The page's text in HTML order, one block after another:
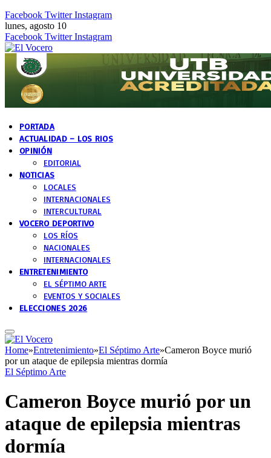
Facebook Twitter Instagram
lunes, agosto 10
Facebook Twitter Instagram
PORTADA
ACTUALIDAD – LOS RIOS
OPINIÓN
EDITORIAL
NOTICIAS
LOCALES
INTERNACIONALES
INTERCULTURAL
VOCERO DEPORTIVO
LOS RÍOS
NACIONALES
INTERNACIONALES
ENTRETENIMIENTO
EL SÉPTIMO ARTE
EVENTOS Y SOCIALES
ELECCIONES 2026
Home»Entretenimiento»El Séptimo Arte»Cameron Boyce murió
por un ataque de epilepsia mientras dormía
El Séptimo Arte
Cameron Boyce murió por un
ataque de epilepsia mientras
dormía